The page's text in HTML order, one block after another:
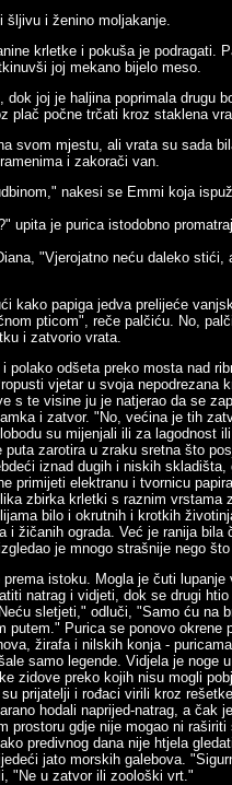
šljivu i ženino moljakanje.
krletke i pokuša je podragati.
joj mekano bijelo meso.
joj je haljina poprimala drugu
plač počne trčati kroz staklena
svom mjestu, ali vrata su sada
i zakorači van.
nakesi se Emmi koja
upita je purica istodobno
"Vjerojatno neću daleko stići,
kako papiga jedva prelijeće
pticom", reče palčiću. No,
i zatvorio vrata.
polako odšeta preko mosta nad
vjetar u svoja nepodrezana
s te visine ju je natjerao da se
i zatvor. "No, većina je tih
su mijenjali ili za lagodnost
zarotira u zraku sretna što
iznad dugih i niskih skladišta,
primijeti elektranu i tvornicu
zbirka krletki s raznim vrstama
bilo i okrutnih i krotkih
i žičanih ograda. Već je ranija bila
je mnogo strašnije nego
prema istoku. Mogla je čuti lupanje
natrag i vidjeti, dok se drugi htio
sletjeti," odluči, "Samo ću na
putem." Purica se ponovo okrene
žirafa i nilskih konja -
samo legende. Vidjela je noge
zidove preko kojih nisu mogli
prijatelji i rođaci virili kroz
hodali naprijed-natrag, a čak
prostoru gdje nije mogao ni
predivnog dana nije htjela
jato morskih galebova.
"Ne u zatvor ili zoološki vrt."